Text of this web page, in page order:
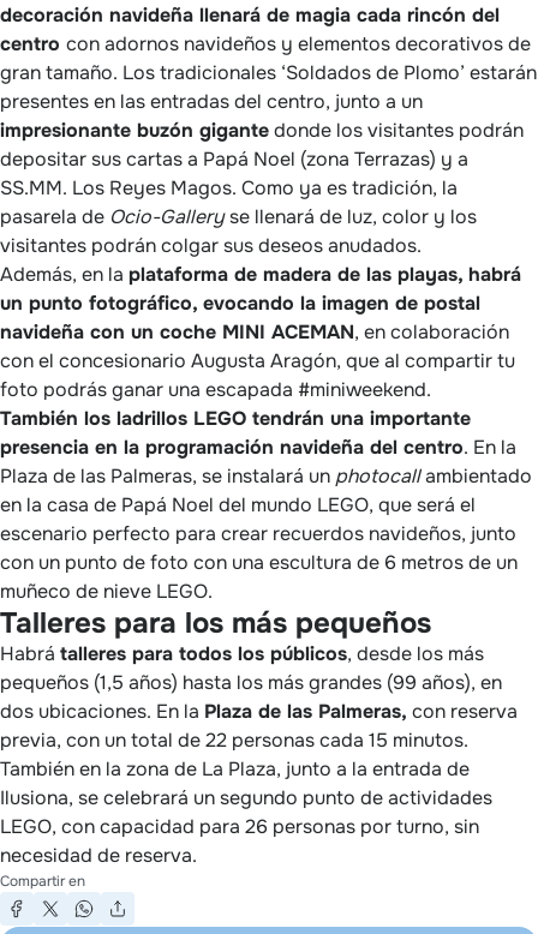
decoración navideña llenará de magia cada rincón del
centro con adornos navideños y elementos decorativos de
gran tamaño. Los tradicionales ‘Soldados de Plomo’ estarán
presentes en las entradas del centro, junto a un
impresionante buzón gigantedonde los visitantes podrán
depositar sus cartas a Papá Noel (zona Terrazas) y a
SS.MM. Los Reyes Magos. Como ya es tradición, la
pasarela de Ocio-Galleryse llenará de luz, color y los
visitantes podrán colgar sus deseos anudados.
Además, en la plataforma de madera de las playas, habrá
un punto fotográfico, evocando la imagen de postal
navideña con un coche MINI ACEMAN, en colaboración
con el concesionario Augusta Aragón, que al compartir tu
foto podrás ganar una escapada #miniweekend.
También los ladrillos LEGO tendrán una importante
presencia en la programación navideña del centro. En la
Plaza de las Palmeras, se instalará un photocallambientado
en la casa de Papá Noel del mundo LEGO, que será el
escenario perfecto para crear recuerdos navideños, junto
con un punto de foto con una escultura de 6 metros de un
muñeco de nieve LEGO.
Talleres para los más pequeños
Habrá talleres para todos los públicos, desde los más
pequeños (1,5 años) hasta los más grandes (99 años), en
dos ubicaciones. En la Plaza de las Palmeras, con reserva
previa, con un total de 22 personas cada 15 minutos.
También en la zona de La Plaza, junto a la entrada de
Ilusiona, se celebrará un segundo punto de actividades
LEGO, con capacidad para 26 personas por turno, sin
necesidad de reserva.
Compartir en